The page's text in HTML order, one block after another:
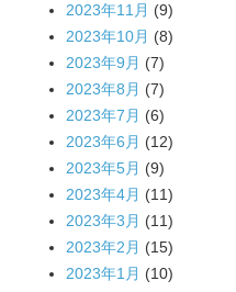
2023年11月 (9)
2023年10月 (8)
2023年9月 (7)
2023年8月 (7)
2023年7月 (6)
2023年6月 (12)
2023年5月 (9)
2023年4月 (11)
2023年3月 (11)
2023年2月 (15)
2023年1月 (10)